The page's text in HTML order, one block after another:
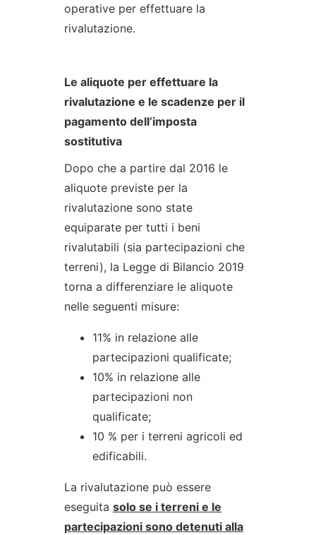
operative per effettuare la
rivalutazione.
Le aliquote per effettuare la
rivalutazione e le scadenze per il
pagamento dell’imposta
sostitutiva
Dopo che a partire dal 2016 le
aliquote previste per la
rivalutazione sono state
equiparate per tutti i beni
rivalutabili (sia partecipazioni che
terreni), la Legge di Bilancio 2019
torna a differenziare le aliquote
nelle seguenti misure:
11% in relazione alle
partecipazioni qualificate;
10% in relazione alle
partecipazioni non
qualificate;
10 % per i terreni agricoli ed
edificabili.
La rivalutazione può essere
eseguita solo se i terreni e le
partecipazioni sono detenuti alla